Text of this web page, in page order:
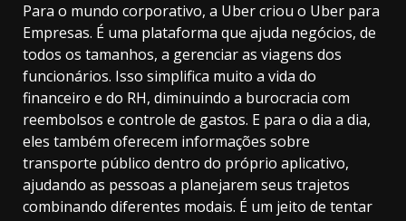
Para o mundo corporativo, a Uber criou o Uber para
Empresas. É uma plataforma que ajuda negócios, de
todos os tamanhos, a gerenciar as viagens dos
funcionários. Isso simplifica muito a vida do
financeiro e do RH, diminuindo a burocracia com
reembolsos e controle de gastos. E para o dia a dia,
eles também oferecem informações sobre
transporte público dentro do próprio aplicativo,
ajudando as pessoas a planejarem seus trajetos
combinando diferentes modais. É um jeito de tentar